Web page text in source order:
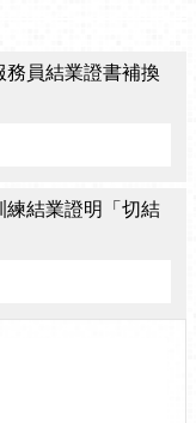
務員結業證書補換
練結業證明「切結